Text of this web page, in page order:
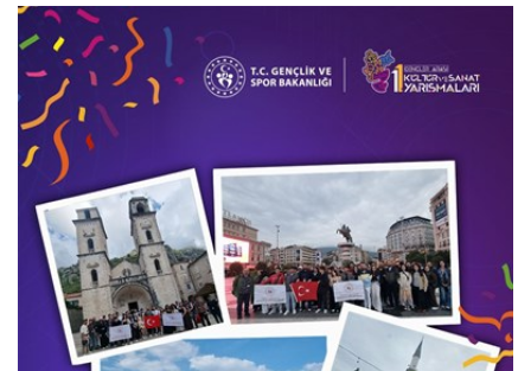
Genç Bilgi
Sistemi
Sistemi
İşlemleri
Kredi/Yurt E-
Ödeme